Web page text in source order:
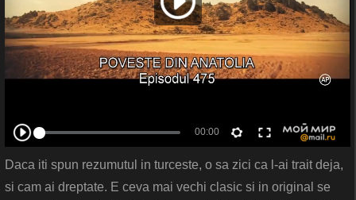
Daca iti spun rezumutul in turceste, o sa zici ca l-ai trait deja,
si cam ai dreptate. E ceva mai vechi clasic si in original se